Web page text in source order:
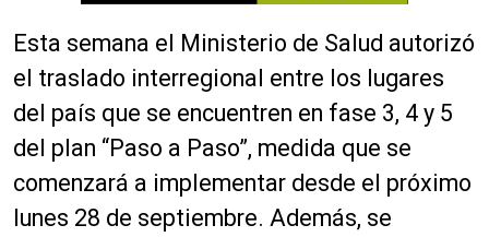
Esta semana el Ministerio de Salud autorizó
el traslado interregional entre los lugares
del país que se encuentren en fase 3, 4 y 5
del plan “Paso a Paso”, medida que se
comenzará a implementar desde el próximo
lunes 28 de septiembre. Además, se